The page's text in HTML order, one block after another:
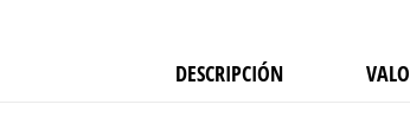
DESCRIPCIÓN